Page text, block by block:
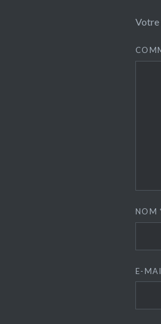
Votre
NOM
E-